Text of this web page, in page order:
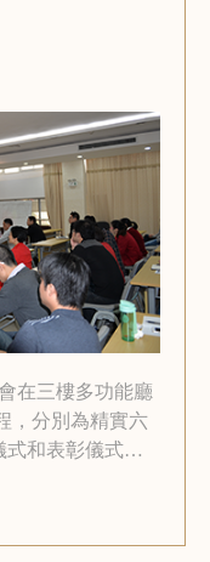
在三樓多功能廳
，分別為精實六
和表彰儀式。